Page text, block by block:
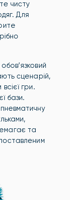
чисту
Для
сценарій,
гри.
бази.
та